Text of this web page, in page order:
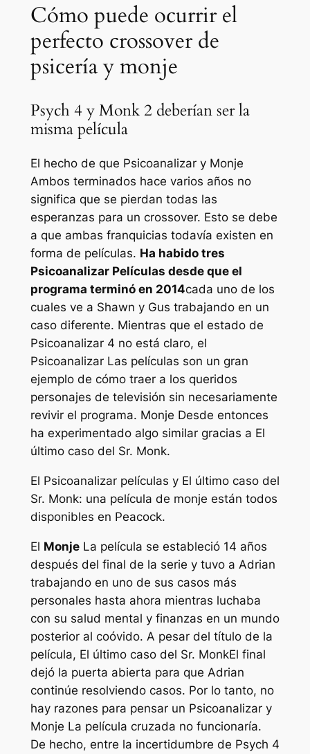
Cómo puede ocurrir el
perfecto crossover de
psicería y monje
Psych 4 y Monk 2 deberían ser la
misma película
El hecho de que Psicoanalizary Monje
Ambos terminados hace varios años no
significa que se pierdan todas las
esperanzas para un crossover. Esto se debe
a que ambas franquicias todavía existen en
forma de películas. Ha habido tres
PsicoanalizarPelículas desde que el
programa terminó en 2014cada uno de los
cuales ve a Shawn y Gus trabajando en un
caso diferente. Mientras que el estado de
Psicoanalizar4 no está claro, el
PsicoanalizarLas películas son un gran
ejemplo de cómo traer a los queridos
personajes de televisión sin necesariamente
revivir el programa. Monje Desde entonces
ha experimentado algo similar gracias a El
último caso del Sr. Monk.
El Psicoanalizarpelículas y El último caso del
Sr. Monk: una película de monje están todos
disponibles en Peacock.
El MonjeLa película se estableció 14 años
después del final de la serie y tuvo a Adrian
trabajando en uno de sus casos más
personales hasta ahora mientras luchaba
con su salud mental y finanzas en un mundo
posterior al coóvido. A pesar del título de la
película, El último caso del Sr. MonkEl final
dejó la puerta abierta para que Adrian
continúe resolviendo casos. Por lo tanto, no
hay razones para pensar un Psicoanalizary
Monje La película cruzada no funcionaría.
De hecho, entre la incertidumbre de Psych 4